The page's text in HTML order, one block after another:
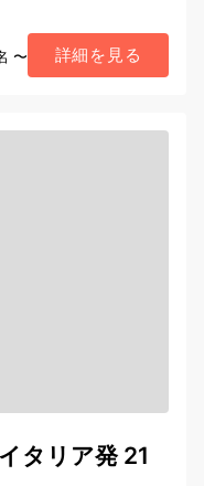
〜 詳細を見る
タリア発 21